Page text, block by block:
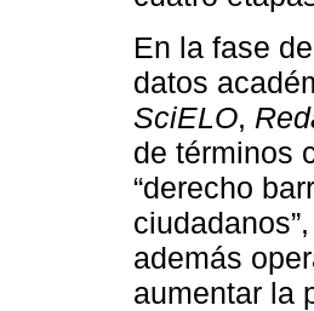
En la fase
datos
SciELO,
de términos
“derecho
además
aumentar la